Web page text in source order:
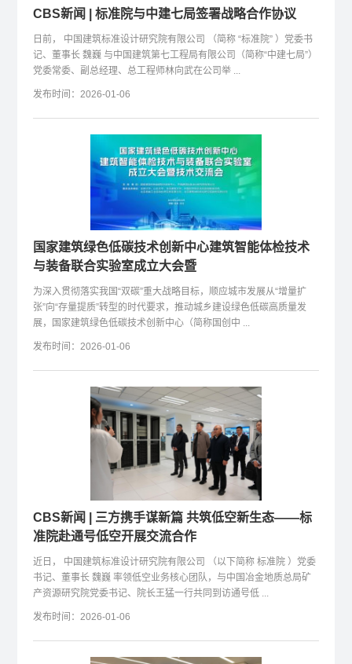
CBS新闻 | 标准院与中建七局签署战略合作协议
日前， 中国建筑标准设计研究院有限公司 （简称 “标准院” ）党委书
记、董事长 魏巍 与中国建筑第七工程局有限公司（简称“中建七局”）
党委常委、副总经理、总工程师林向武在公司举 ...
发布时间：2026-01-06
国家建筑绿色低碳技术创新中心建筑智能体检技术
与装备联合实验室成立大会暨
为深入贯彻落实我国“双碳”重大战略目标，顺应城市发展从“增量扩
张”向“存量提质”转型的时代要求，推动城乡建设绿色低碳高质量发
展，国家建筑绿色低碳技术创新中心（简称国创中 ...
发布时间：2026-01-06
CBS新闻 | 三方携手谋新篇 共筑低空新生态——标
准院赴通号低空开展交流合作
近日， 中国建筑标准设计研究院有限公司 （以下简称 标准院 ）党委
书记、董事长 魏巍 率领低空业务核心团队，与中国冶金地质总局矿
产资源研究院党委书记、院长王猛一行共同到访通号低 ...
发布时间：2026-01-06